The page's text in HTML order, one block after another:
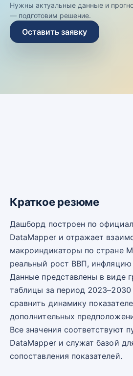
Нужны актуальные данные и
— подготовим решение.
Оставить заявку
Краткое резюме
Дашборд построен по
DataMapper и отражает
макроиндикаторы по стране
реальный рост ВВП, инфляцию
Данные представлены в виде
таблицы за период 2023–2030
сравнить динамику
дополнительных
Все значения соответствуют
DataMapper и служат базой
сопоставления показателей.